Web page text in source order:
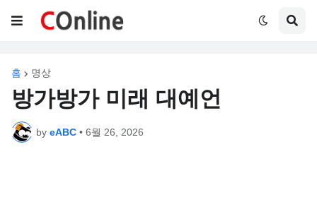
홈 명상
방가방가 미래 대예언
by eABC • 6월 26, 2026